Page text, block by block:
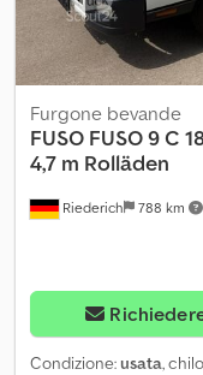
Riederich 788 km
Furgone bevande
FUSO FUSO 9 C
4,7 m Rolläden
Condizione:usata,